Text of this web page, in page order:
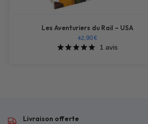
Les Aventuriers du Rail – USA
42,90€
1 avis
Livraison offerte